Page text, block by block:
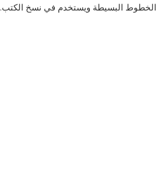
الخطوط البسيطة ويستخدم في نسخ الكتب.